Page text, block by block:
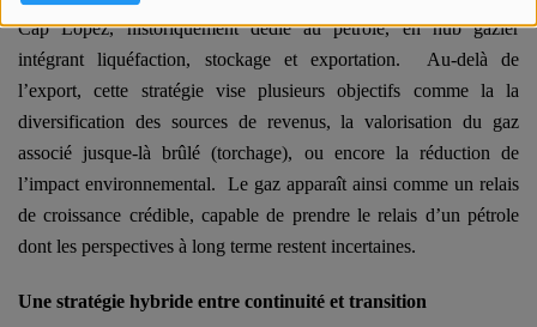
Cap Lopez, historiquement dédié au pétrole, en hub gazier
intégrant liquéfaction, stockage et exportation.
Au-delà de
l’export, cette stratégie vise plusieurs objectifs comme la la
diversification des sources de revenus, la valorisation du gaz
associé jusque-là brûlé (torchage), ou encore la réduction de
l’impact environnemental.
Le gaz apparaît ainsi comme un relais
de croissance crédible, capable de prendre le relais d’un pétrole
dont les perspectives à long terme restent incertaines.
Une stratégie hybride entre continuité et transition